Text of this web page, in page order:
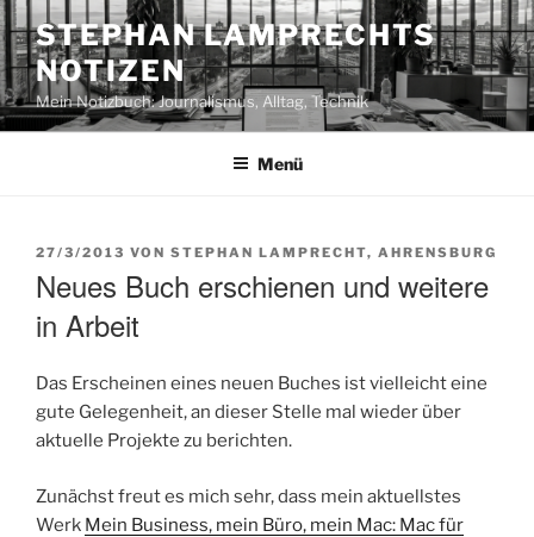
Zum
Inhalt
springen
STEPHAN LAMPRECHTS
NOTIZEN
Mein Notizbuch: Journalismus, Alltag, Technik
Menü
VERÖFFENTLICHT
27/3/2013 VON STEPHAN LAMPRECHT, AHRENSBURG
Neues Buch erschienen und weitere
in Arbeit
Das Erscheinen eines neuen Buches ist vielleicht eine
gute Gelegenheit, an dieser Stelle mal wieder über
aktuelle Projekte zu berichten.
Zunächst freut es mich sehr, dass mein aktuellstes
Werk Mein Business, mein Büro, mein Mac: Mac für